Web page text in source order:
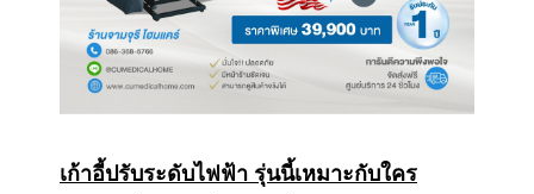
เก้าอี้ปรับระดับไฟฟ้า รุ่นนี้เหมาะกับใคร